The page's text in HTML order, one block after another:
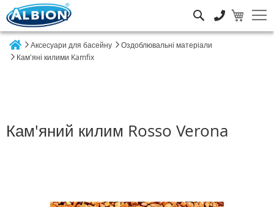
Аксесуари для басейну
Оздоблювальні матеріали
Кам'яні килими Kamfix
Кам'яний килим Rosso Verona